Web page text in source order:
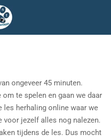
ongeveer 45 minuten.
te spelen en gaan we daar
herhaling online waar we
voor jezelf alles nog nalezen.
tijdens de les. Dus mocht